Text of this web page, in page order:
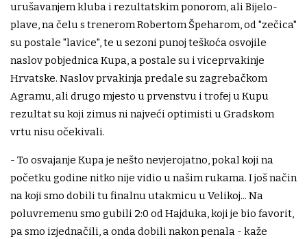
urušavanjem kluba i rezultatskim ponorom, ali Bijelo-
plave, na čelu s trenerom Robertom Špeharom, od "zečica"
su postale "lavice", te u sezoni punoj teškoća osvojile
naslov pobjednica Kupa, a postale su i viceprvakinje
Hrvatske. Naslov prvakinja predale su zagrebačkom
Agramu, ali drugo mjesto u prvenstvu i trofej u Kupu
rezultat su koji zimus ni najveći optimisti u Gradskom
vrtu nisu očekivali.
- To osvajanje Kupa je nešto nevjerojatno, pokal koji na
početku godine nitko nije vidio u našim rukama. I još način
na koji smo dobili tu finalnu utakmicu u Velikoj... Na
poluvremenu smo gubili 2:0 od Hajduka, koji je bio favorit,
pa smo izjednačili, a onda dobili nakon penala - kaže